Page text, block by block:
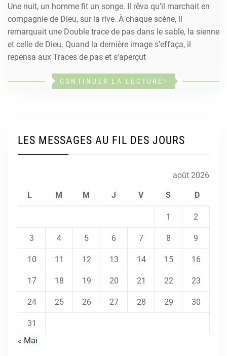
Une nuit, un homme fit un songe. Il rêva qu’il marchait en
compagnie de Dieu, sur la rive. À chaque scène, il
remarquait une Double trace de pas dans le sable, la sienne
et celle de Dieu. Quand la dernière image s’effaça, il
repensa aux Traces de pas et s’aperçut
CONTINUER LA LECTURE
LES MESSAGES AU FIL DES JOURS
août 2026
L M M J V S D
1 2
3 4 5 6 7 8 9
10 11 12 13 14 15 16
17 18 19 20 21 22 23
24 25 26 27 28 29 30
31
« Mai